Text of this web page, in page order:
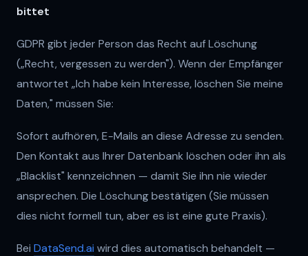
bittet
GDPR gibt jeder Person das Recht auf Löschung
(„Recht, vergessen zu werden"). Wenn der Empfänger
antwortet „Ich habe kein Interesse, löschen Sie meine
Daten," müssen Sie:
Sofort aufhören, E-Mails an diese Adresse zu senden.
Den Kontakt aus Ihrer Datenbank löschen oder ihn als
„Blacklist" kennzeichnen — damit Sie ihn nie wieder
ansprechen. Die Löschung bestätigen (Sie müssen
dies nicht formell tun, aber es ist eine gute Praxis).
Bei DataSend.ai wird dies automatisch behandelt —